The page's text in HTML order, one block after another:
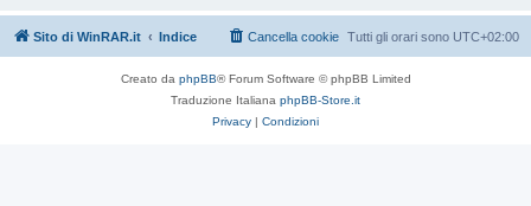
Sito di WinRAR.it Indice Tutti gli orari sono UTC+02:00
Cancella cookie
Creato da phpBB® Forum Software © phpBB Limited
Traduzione Italiana phpBB-Store.it
Privacy | Condizioni